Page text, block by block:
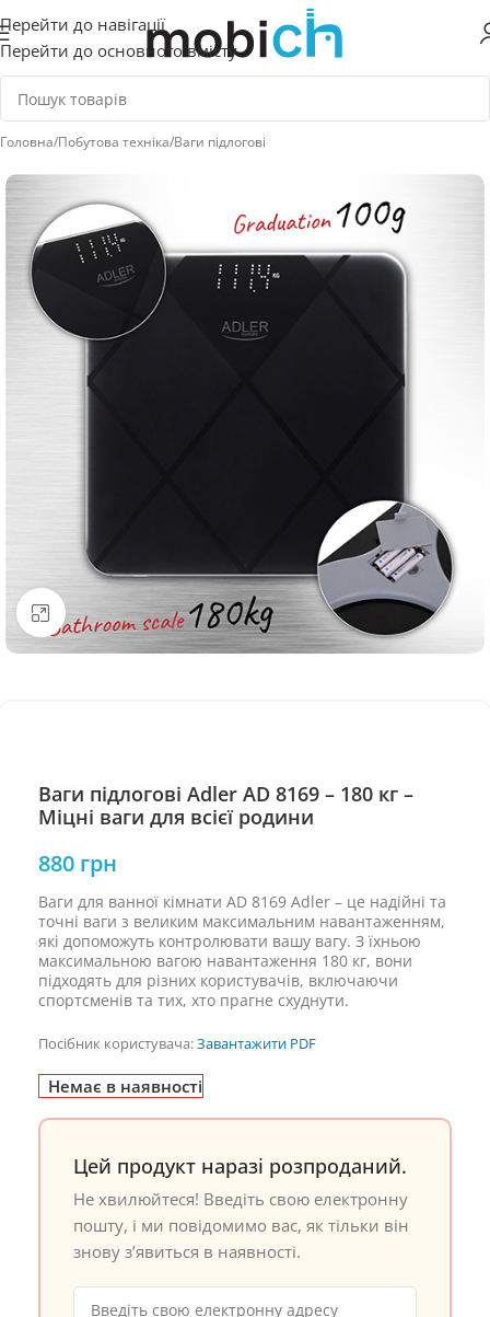
Перейти до навігації
Перейти до основного вмісту
Головна/Побутова техніка/Ваги підлогові
Натисніть, щоб збільшити
Ваги підлогові Adler AD 8169 – 180 кг –
Міцні ваги для всієї родини
880 грн
Ваги для ванної кімнати AD 8169 Adler – це надійні та
точні ваги з великим максимальним навантаженням,
які допоможуть контролювати вашу вагу. З їхньою
максимальною вагою навантаження 180 кг, вони
підходять для різних користувачів, включаючи
спортсменів та тих, хто прагне схуднути.
Посібник користувача:Завантажити PDF
Немає в наявності
Цей продукт наразі розпроданий.
Не хвилюйтеся! Введіть свою електронну
пошту, і ми повідомимо вас, як тільки він
знову з’явиться в наявності.